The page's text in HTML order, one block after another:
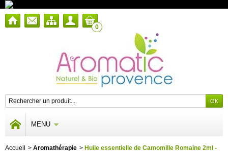
0
MENU
Accueil > Aromathérapie > Huile essentielle de Camomille Romaine 2ml -